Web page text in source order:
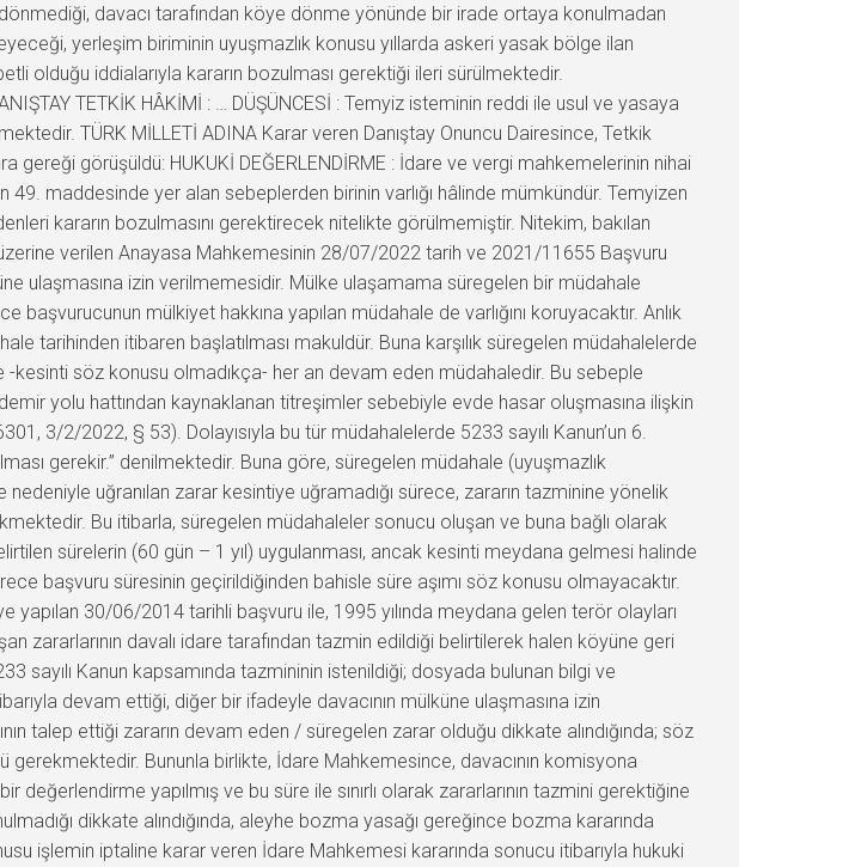
davacı tarafından köye dönme yönünde bir irade ortaya konulmadan
yerleşim biriminin uyuşmazlık konusu yıllarda askeri yasak bölge ilan
olduğu iddialarıyla kararın bozulması gerektiği ileri sürülmektedir.
TETKİK HÂKİMİ : … DÜŞÜNCESİ : Temyiz isteminin reddi ile usul ve yasaya
TÜRK MİLLETİ ADINA Karar veren Danıştay Onuncu Dairesince, Tetkik
görüşüldü: HUKUKİ DEĞERLENDİRME : İdare ve vergi mahkemelerinin nihai
49. maddesinde yer alan sebeplerden birinin varlığı hâlinde mümkündür. Temyizen
kararın bozulmasını gerektirecek nitelikte görülmemiştir. Nitekim, bakılan
verilen Anayasa Mahkemesinin 28/07/2022 tarih ve 2021/11655 Başvuru
ulaşmasına izin verilmemesidir. Mülke ulaşamama süregelen bir müdahale
mülkiyet hakkına yapılan müdahale de varlığını koruyacaktır. Anlık
tarihinden itibaren başlatılması makuldür. Buna karşılık süregelen müdahalelerde
söz konusu olmadıkça- her an devam eden müdahaledir. Bu sebeple
yolu hattından kaynaklanan titreşimler sebebiyle evde hasar oluşmasına ilişkin
3/2/2022, § 53). Dolayısıyla bu tür müdahalelerde 5233 sayılı Kanun’un 6.
gerekir.” denilmektedir. Buna göre, süregelen müdahale (uyuşmazlık
uğranılan zarar kesintiye uğramadığı sürece, zararın tazminine yönelik
Bu itibarla, süregelen müdahaleler sonucu oluşan ve buna bağlı olarak
sürelerin (60 gün – 1 yıl) uygulanması, ancak kesinti meydana gelmesi halinde
başvuru süresinin geçirildiğinden bahisle süre aşımı söz konusu olmayacaktır.
yapılan 30/06/2014 tarihli başvuru ile, 1995 yılında meydana gelen terör olayları
zararlarının davalı idare tarafından tazmin edildiği belirtilerek halen köyüne geri
sayılı Kanun kapsamında tazmininin istenildiği; dosyada bulunan bilgi ve
devam ettiği, diğer bir ifadeyle davacının mülküne ulaşmasına izin
talep ettiği zararın devam eden / süregelen zarar olduğu dikkate alındığında; söz
gerekmektedir. Bununla birlikte, İdare Mahkemesince, davacının komisyona
yapılmış ve bu süre ile sınırlı olarak zararlarının tazmini gerektiğine
dikkate alındığında, aleyhe bozma yasağı gereğince bozma kararında
işlemin iptaline karar veren İdare Mahkemesi kararında sonucu itibarıyla hukuki